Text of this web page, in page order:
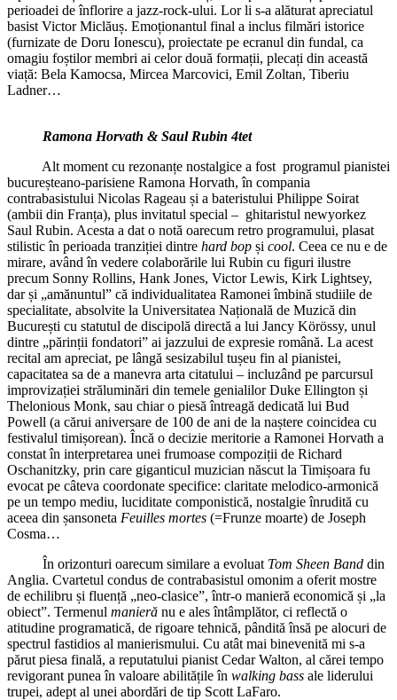
perioadei de înflorire a jazz-rock-ului. Lor li s-a alăturat apreciatul
basist Victor Miclăuș. Emoționantul final a inclus filmări istorice
(furnizate de Doru Ionescu), proiectate pe ecranul din fundal, ca
omagiu foștilor membri ai celor două formații, plecați din această
viață: Bela Kamocsa, Mircea Marcovici, Emil Zoltan, Tiberiu
Ladner…
Ramona Horvath & Saul Rubin 4tet
Alt moment cu rezonanțe nostalgice a fost programul pianistei
bucureșteano-parisiene Ramona Horvath, în compania
contrabasistului Nicolas Rageau și a bateristului Philippe Soirat
(ambii din Franța), plus invitatul special – ghitaristul newyorkez
Saul Rubin. Acesta a dat o notă oarecum retro programului, plasat
stilistic în perioada tranziției dintre hard bop și cool. Ceea ce nu e de
mirare, având în vedere colaborările lui Rubin cu figuri ilustre
precum Sonny Rollins, Hank Jones, Victor Lewis, Kirk Lightsey,
dar și „amănuntul” că individualitatea Ramonei îmbină studiile de
specialitate, absolvite la Universitatea Națională de Muzică din
București cu statutul de discipolă directă a lui Jancy Körössy, unul
dintre „părinții fondatori” ai jazzului de expresie română. La acest
recital am apreciat, pe lângă sesizabilul tușeu fin al pianistei,
capacitatea sa de a manevra arta citatului – incluzând pe parcursul
improvizației străluminări din temele genialilor Duke Ellington și
Thelonious Monk, sau chiar o piesă întreagă dedicată lui Bud
Powell (a cărui aniversare de 100 de ani de la naștere coincidea cu
festivalul timișorean). Încă o decizie meritorie a Ramonei Horvath a
constat în interpretarea unei frumoase compoziții de Richard
Oschanitzky, prin care giganticul muzician născut la Timișoara fu
evocat pe câteva coordonate specifice: claritate melodico-armonică
pe un tempo mediu, luciditate componistică, nostalgie înrudită cu
aceea din șansoneta Feuilles mortes (=Frunze moarte) de Joseph
Cosma…
În orizonturi oarecum similare a evoluat Tom Sheen Band din
Anglia. Cvartetul condus de contrabasistul omonim a oferit mostre
de echilibru și fluență „neo-clasice”, într-o manieră economică și „la
obiect”. Termenul manieră nu e ales întâmplător, ci reflectă o
atitudine programatică, de rigoare tehnică, pândită însă pe alocuri de
spectrul fastidios al manierismului. Cu atât mai binevenită mi s-a
părut piesa finală, a reputatului pianist Cedar Walton, al cărei tempo
revigorant punea în valoare abilitățile în walking bass ale liderului
trupei, adept al unei abordări de tip Scott LaFaro.